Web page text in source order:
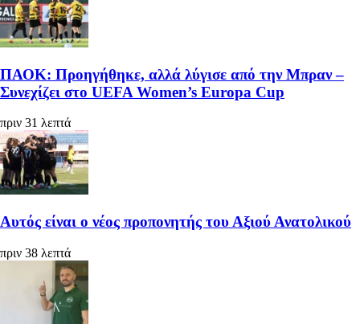
ΠΑΟΚ: Προηγήθηκε, αλλά λύγισε από την Μπραν –
Συνεχίζει στο UEFA Women’s Europa Cup
πριν 31 λεπτά
Αυτός είναι ο νέος προπονητής του Αξιού Ανατολικού
πριν 38 λεπτά